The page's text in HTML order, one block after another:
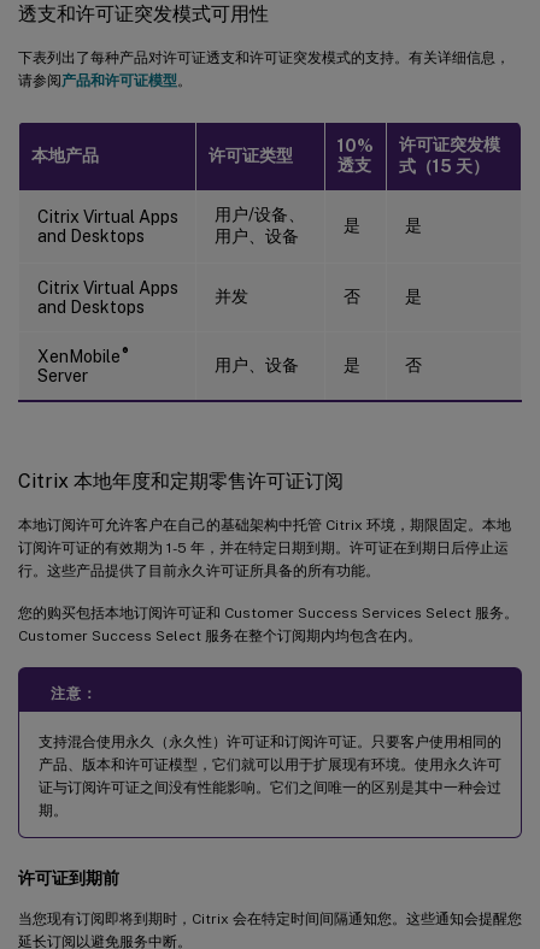
透支和许可证突发模式可用性
下表列出了每种产品对许可证透支和许可证突发模式的支持。有关详细信息，
请参阅产品和许可证模型 。
本地产品 许可证类型
10%
透支
许可证突发模
式（15 天）
Citrix Virtual Apps
and Desktops
用户/设备、
用户、设备
是 是
Citrix Virtual Apps
and Desktops
并发 否 是
XenMobile®
Server
用户、设备 是 否
Citrix 本地年度和定期零售许可证订阅
本地订阅许可允许客户在自己的基础架构中托管 Citrix 环境，期限固定。本地
订阅许可证的有效期为 1-5 年，并在特定日期到期。许可证在到期日后停止运
行。这些产品提供了目前永久许可证所具备的所有功能。
您的购买包括本地订阅许可证和 Customer Success Services Select 服务。
Customer Success Select 服务在整个订阅期内均包含在内。
注意：
支持混合使用永久（永久性）许可证和订阅许可证。只要客户使用相同的
产品、版本和许可证模型，它们就可以用于扩展现有环境。使用永久许可
证与订阅许可证之间没有性能影响。它们之间唯一的区别是其中一种会过
期。
许可证到期前
当您现有订阅即将到期时，Citrix 会在特定时间间隔通知您。这些通知会提醒您
延长订阅以避免服务中断。